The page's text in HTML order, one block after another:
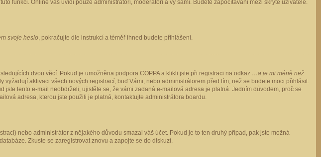
funkci. Online vás uvidí pouze administrátoři, moderátoři a vy sami. Budete započítáváni mezi skryté uživatele.
svoje heslo, pokračujte dle instrukcí a téměř ihned budete přihlášeni.
dvou věcí. Pokud je umožněna podpora COPPA a klikli jste při registraci na odkaz …a je mi méně než
aktivaci všech nových registrací, buď Vámi, nebo administrátorem před tím, než se budete moci přihlásit.
tento e-mail neobdrželi, ujistěte se, že vámi zadaná e-mailová adresa je platná. Jedním důvodem, proč se
adresa, kterou jste použili je platná, kontaktujte administrátora boardu.
nebo administrátor z nějakého důvodu smazal váš účet. Pokud je to ten druhý případ, pak jste možná
Zkuste se zaregistrovat znovu a zapojte se do diskuzí.